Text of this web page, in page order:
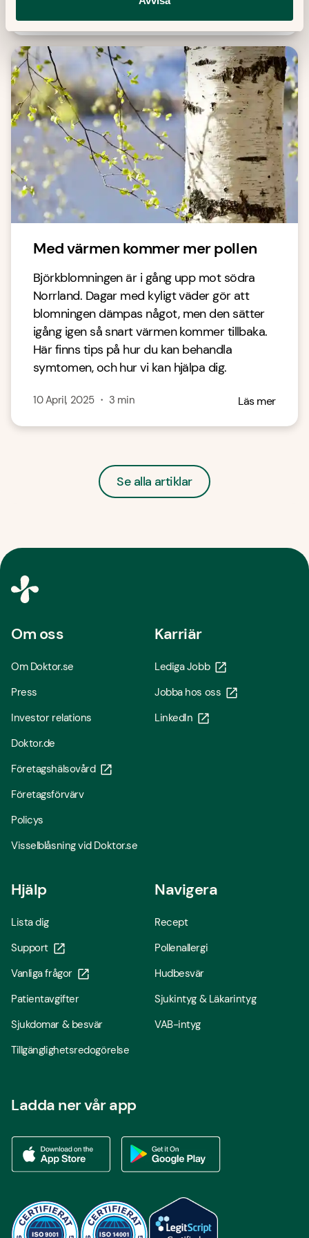
Med värmen kommer mer pollen
Björkblomningen är i gång upp mot södra
Norrland. Dagar med kyligt väder gör att
blomningen dämpas något, men den sätter
igång igen så snart värmen kommer tillbaka.
Här finns tips på hur du kan behandla
symtomen, och hur vi kan hjälpa dig.
10 April, 2025・ 3 min Läs mer
Se alla artiklar
Om oss
Om Doktor.se
Press
Investor relations
Doktor.de
Företagshälsovård
Företagsförvärv
Policys
Visselblåsning vid Doktor.se
Karriär
Lediga Jobb
Jobba hos oss
LinkedIn
Hjälp
Lista dig
Support
Vanliga frågor
Patientavgifter
Sjukdomar & besvär
Tillgänglighetsredogörelse
Navigera
Recept
Pollenallergi
Hudbesvär
Sjukintyg & Läkarintyg
VAB-intyg
Ladda ner vår app